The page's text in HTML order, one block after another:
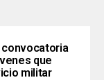
convocatoria
que
militar